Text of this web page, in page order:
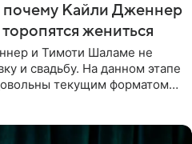
почему Кайли Дженнер
жениться
и Тимоти Шаламе не
и свадьбу. На данном этапе
текущим форматом